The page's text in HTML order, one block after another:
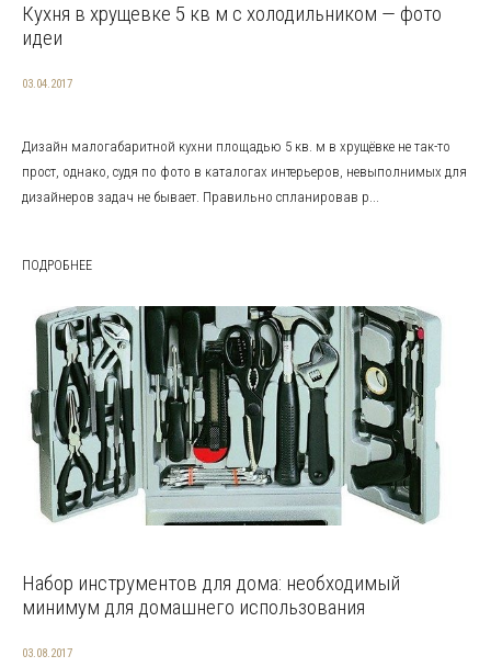
Кухня в хрущевке 5 кв м с холодильником — фото
идеи
03.04.2017
Дизайн малогабаритной кухни площадью 5 кв. м в хрущёвке не так-то
прост, однако, судя по фото в каталогах интерьеров, невыполнимых для
дизайнеров задач не бывает. Правильно спланировав р...
ПОДРОБНЕЕ
Набор инструментов для дома: необходимый
минимум для домашнего использования
03.08.2017